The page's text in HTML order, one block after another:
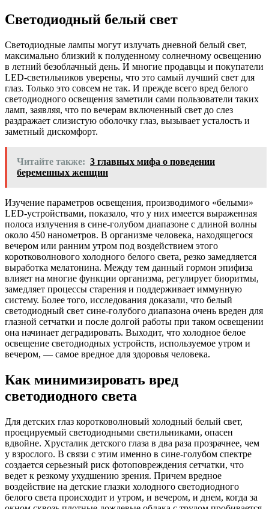
Светодиодный белый свет
Светодиодные лампы могут излучать дневной белый свет,
максимально близкий к полуденному солнечному освещению
в летний безоблачный день. И многие продавцы и покупатели
LED-светильников уверены, что это самый лучший свет для
глаз. Только это совсем не так. И прежде всего вред белого
светодиодного освещения заметили сами пользователи таких
ламп, заявляя, что по вечерам включенный свет до слез
раздражает слизистую оболочку глаз, вызывает усталость и
заметный дискомфорт.
Читайте также: 3 главных мифа о поведении
беременных женщин
Изучение параметров освещения, производимого «белыми»
LED-устройствами, показало, что у них имеется выраженная
полоса излучения в сине-голубом диапазоне с длиной волны
около 450 нанометров. В организме человека, находящегося
вечером или ранним утром под воздействием этого
коротковолнового холодного белого света, резко замедляется
выработка мелатонина. Между тем данный гормон эпифиза
влияет на многие функции организма, регулирует биоритмы,
замедляет процессы старения и поддерживает иммунную
систему. Более того, исследования доказали, что белый
светодиодный свет сине-голубого диапазона очень вреден для
глазной сетчатки и после долгой работы при таком освещении
она начинает деградировать. Выходит, что холодное белое
освещение светодиодных устройств, используемое утром и
вечером, — самое вредное для здоровья человека.
Как минимизировать вред
светодиодного света
Для детских глаз коротковолновый холодный белый свет,
проецируемый светодиодными светильниками, опасен
вдвойне. Хрусталик детского глаза в два раза прозрачнее, чем
у взрослого. В связи с этим именно в сине-голубом спектре
создается серьезный риск фотоповреждения сетчатки, что
ведет к резкому ухудшению зрения. Причем вредное
воздействие на детские глазки холодного светодиодного
белого света происходит и утром, и вечером, и днем, когда за